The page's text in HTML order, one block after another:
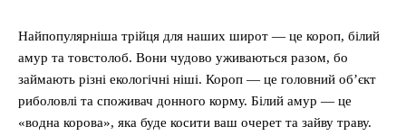
Найпопулярніша трійця для наших широт — це короп, білий
амур та товстолоб. Вони чудово уживаються разом, бо
займають різні екологічні ніші. Короп — це головний об’єкт
риболовлі та споживач донного корму. Білий амур — це
«водна корова», яка буде косити ваш очерет та зайву траву.